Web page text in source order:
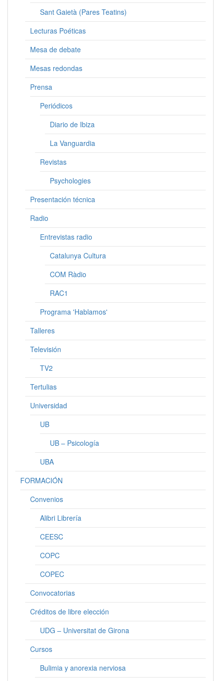
Sant Gaietà (Pares Teatins)
Lecturas Poéticas
Mesa de debate
Mesas redondas
Prensa
Periódicos
Diario de Ibiza
La Vanguardia
Revistas
Psychologies
Presentación técnica
Radio
Entrevistas radio
Catalunya Cultura
COM Ràdio
RAC1
Programa 'Hablamos'
Talleres
Televisión
TV2
Tertulias
Universidad
UB
UB – Psicología
UBA
FORMACIÓN
Convenios
Alibri Librería
CEESC
COPC
COPEC
Convocatorias
Créditos de libre elección
UDG – Universitat de Girona
Cursos
Bulimia y anorexia nerviosa